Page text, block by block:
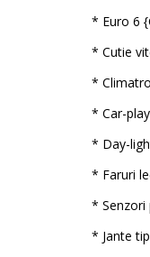
* Euro 6
* Cutie
*
* Car-play
* Day-
* Faruri
* Senzori
* Jante